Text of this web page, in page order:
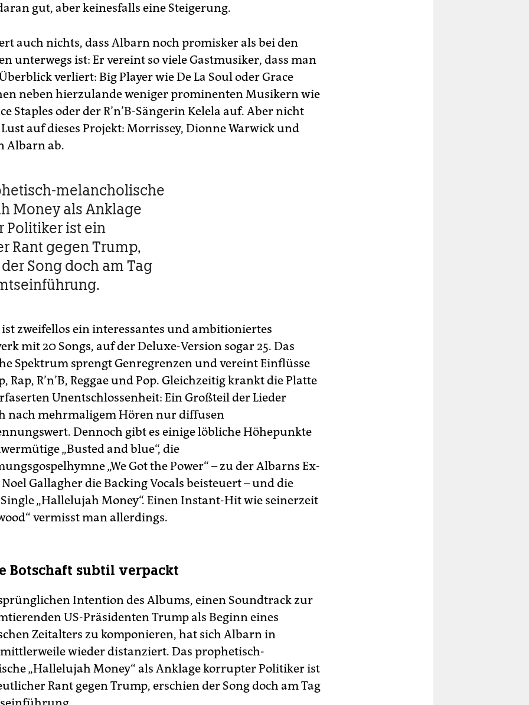
gut, aber keinesfalls eine Steigerung.
auch nichts, dass Albarn noch promisker als bei den
unterwegs ist: Er vereint so viele Gastmusiker, dass man
verliert: Big Player wie De La Soul oder Grace
neben hierzulande weniger prominenten Musikern wie
Staples oder der R’n’B-Sängerin Kelela auf. Aber nicht
auf dieses Projekt: Morrissey, Dionne Warwick und
Albarn ab.
melancholische
Money als Anklage
Politiker ist ein
Rant gegen Trump,
Song doch am Tag
zweifellos ein interessantes und ambitioniertes
mit 20 Songs, auf der Deluxe-Version sogar 25. Das
Spektrum sprengt Genregrenzen und vereint Einflüsse
Rap, R’n’B, Reggae und Pop. Gleichzeitig krankt die Platte
Unentschlossenheit: Ein Großteil der Lieder
nach mehrmaligem Hören nur diffusen
Dennoch gibt es einige löbliche Höhepunkte
„Busted and blue“, die
„We Got the Power“ – zu der Albarns Ex-
Gallagher die Backing Vocals beisteuert – und die
„Hallelujah Money“. Einen Instant-Hit wie seinerzeit
vermisst man allerdings.
Botschaft subtil verpackt
Intention des Albums, einen Soundtrack zur
US-Präsidenten Trump als Beginn eines
Zeitalters zu komponieren, hat sich Albarn in
wieder distanziert. Das prophetisch-
„Hallelujah Money“ als Anklage korrupter Politiker ist
Rant gegen Trump, erschien der Song doch am Tag